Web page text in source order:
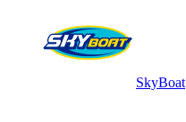
SkyBoat